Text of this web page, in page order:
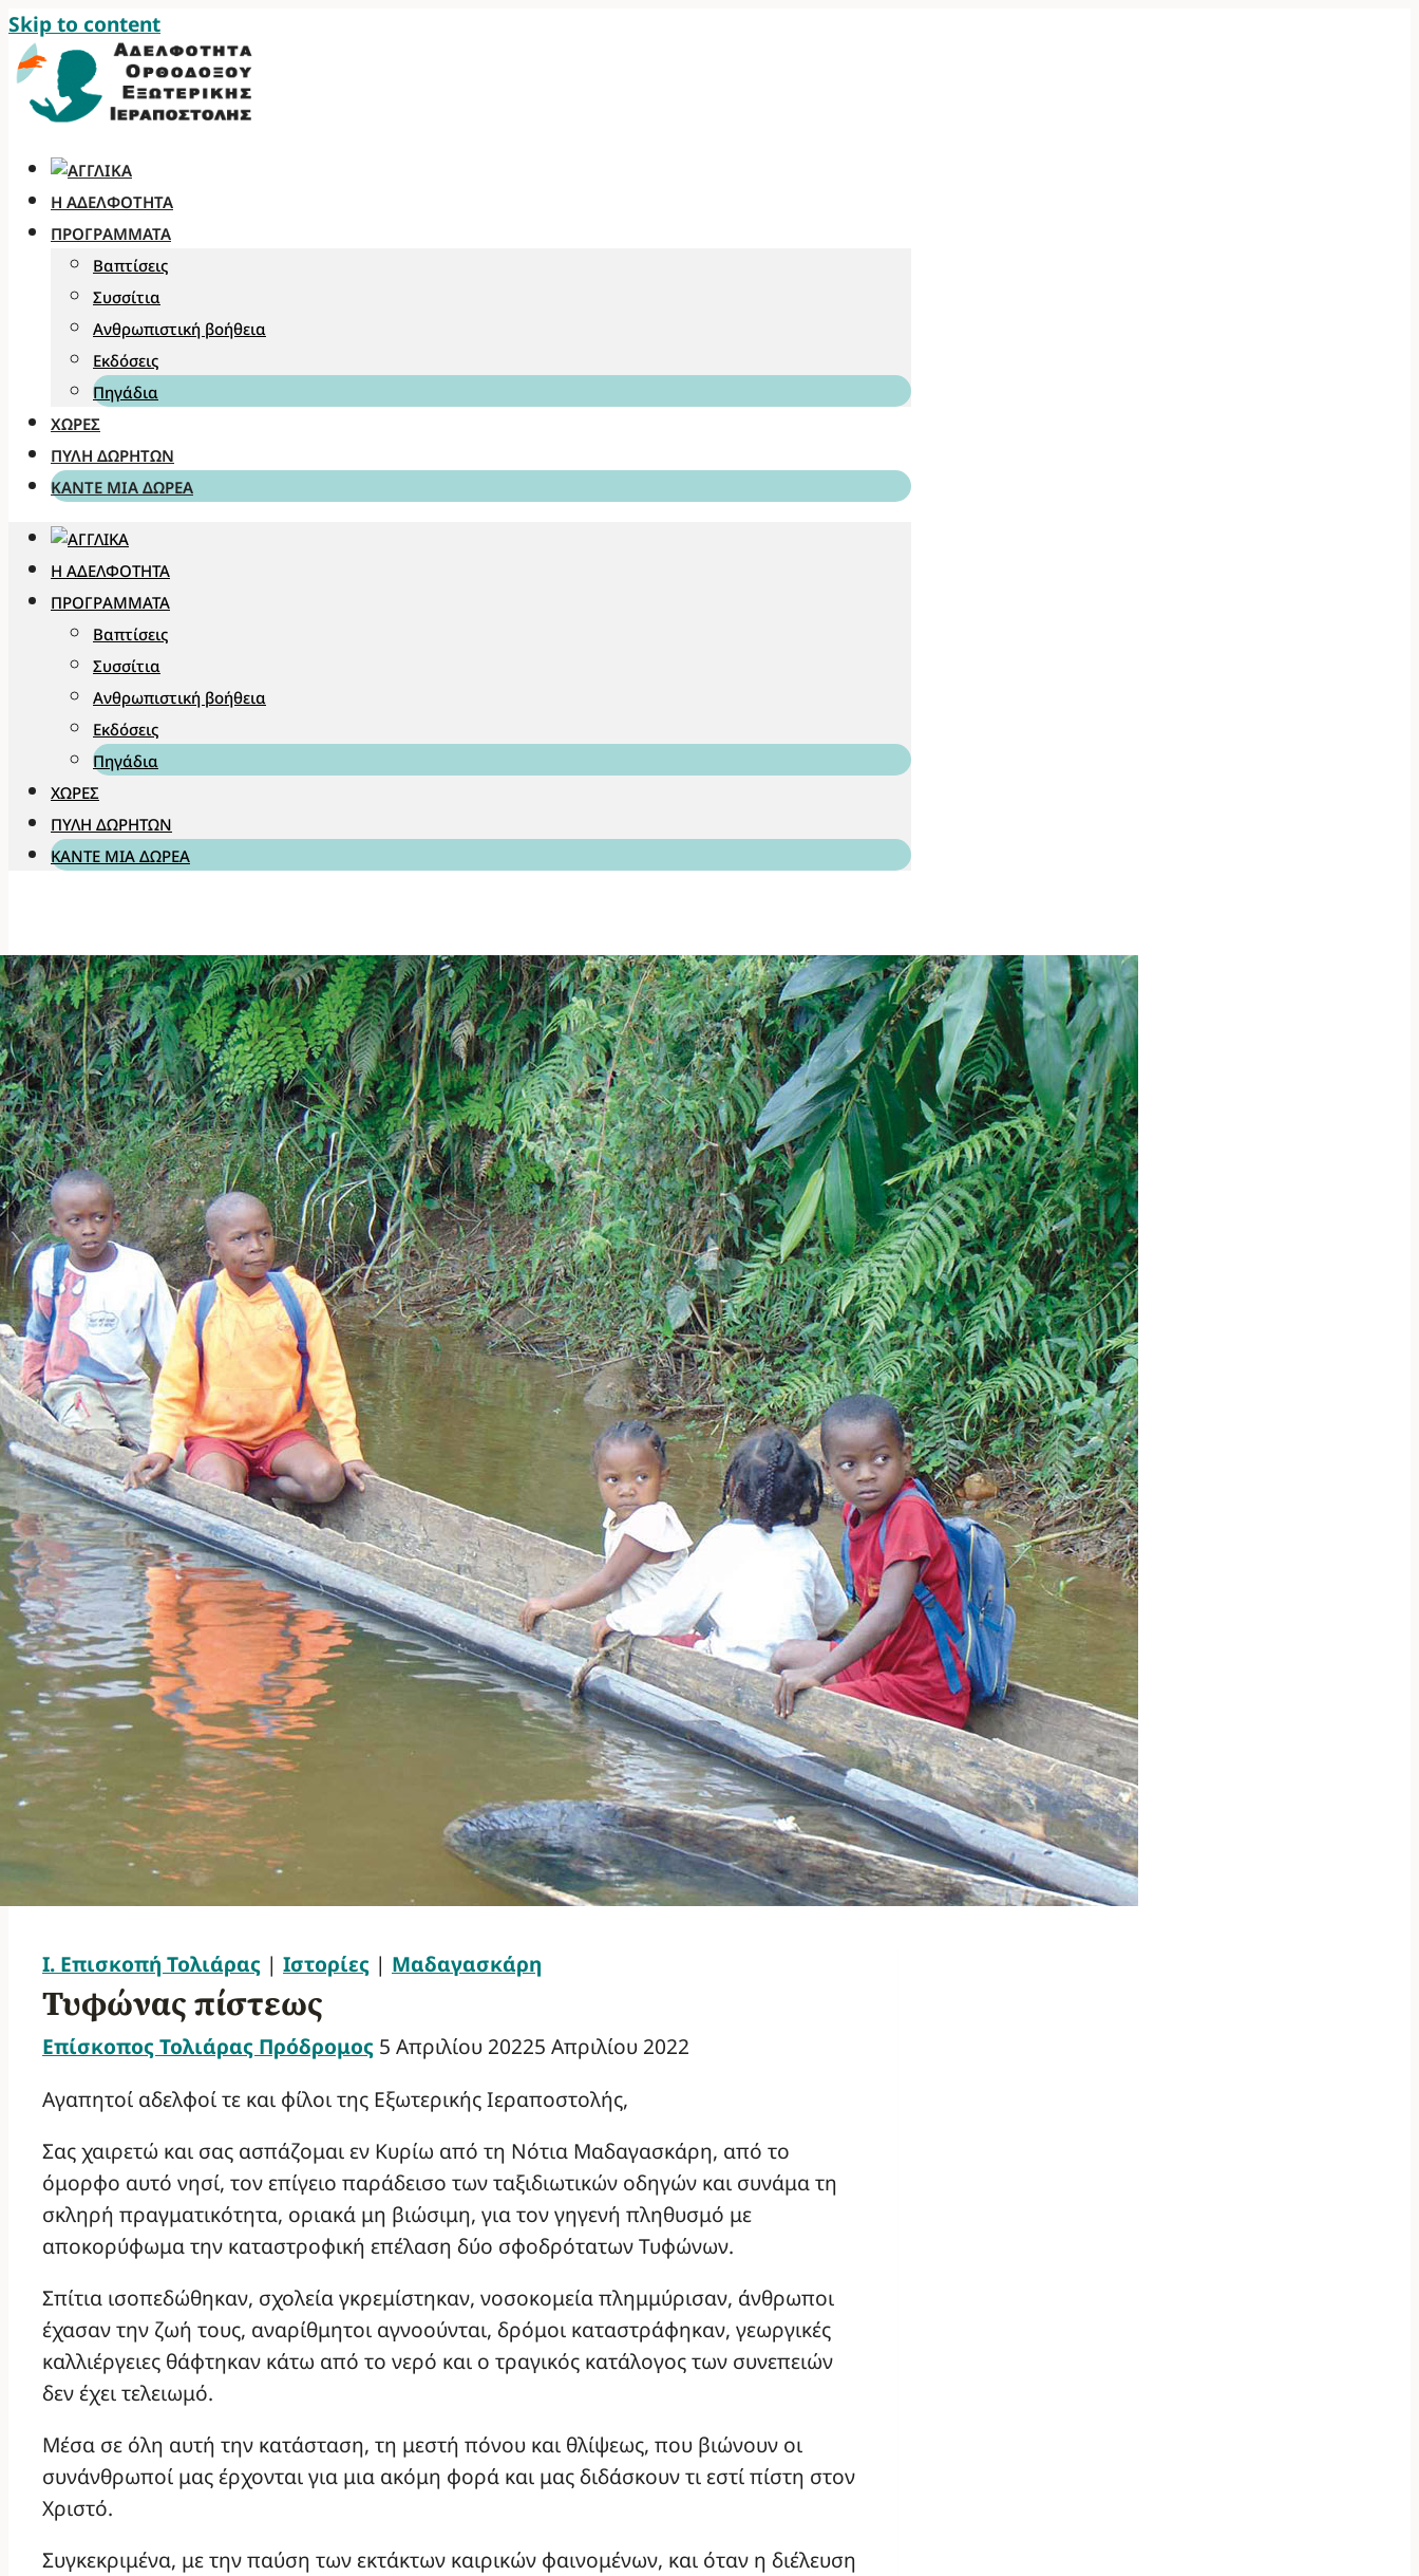
Skip to content
Η ΑΔΕΛΦΌΤΗΤΑ
ΠΡΟΓΡΆΜΜΑΤΑ
Βαπτίσεις
Συσσίτια
Ανθρωπιστική βοήθεια
Εκδόσεις
Πηγάδια
ΧΏΡΕΣ
ΠΎΛΗ ΔΩΡΗΤΏΝ
ΚΆΝΤΕ ΜΊΑ ΔΩΡΕΆ
Η ΑΔΕΛΦΌΤΗΤΑ
ΠΡΟΓΡΆΜΜΑΤΑ
Βαπτίσεις
Συσσίτια
Ανθρωπιστική βοήθεια
Εκδόσεις
Πηγάδια
ΧΏΡΕΣ
ΠΎΛΗ ΔΩΡΗΤΏΝ
ΚΆΝΤΕ ΜΊΑ ΔΩΡΕΆ
Ι. Επισκοπή Τολιάρας | Ιστορίες | Μαδαγασκάρη
Τυφώνας πίστεως
Επίσκοπος Τολιάρας Πρόδρομος 5 Απριλίου 20225 Απριλίου 2022
Αγαπητοί αδελφοί τε και φίλοι της Εξωτερικής Ιεραποστολής,
Σας χαιρετώ και σας ασπάζομαι εν Κυρίω από τη Νότια Μαδαγασκάρη, από το
όμορφο αυτό νησί, τον επίγειο παράδεισο των ταξιδιωτικών οδηγών και συνάμα τη
σκληρή πραγματικότητα, οριακά μη βιώσιμη, για τον γηγενή πληθυσμό με
αποκορύφωμα την καταστροφική επέλαση δύο σφοδρότατων Τυφώνων.
Σπίτια ισοπεδώθηκαν, σχολεία γκρεμίστηκαν, νοσοκομεία πλημμύρισαν, άνθρωποι
έχασαν την ζωή τους, αναρίθμητοι αγνοούνται, δρόμοι καταστράφηκαν, γεωργικές
καλλιέργειες θάφτηκαν κάτω από το νερό και ο τραγικός κατάλογος των συνεπειών
δεν έχει τελειωμό.
Μέσα σε όλη αυτή την κατάσταση, τη μεστή πόνου και θλίψεως, που βιώνουν οι
συνάνθρωποί μας έρχονται για μια ακόμη φορά και μας διδάσκουν τι εστί πίστη στον
Χριστό.
Συγκεκριμένα, με την παύση των εκτάκτων καιρικών φαινομένων, και όταν η διέλευση